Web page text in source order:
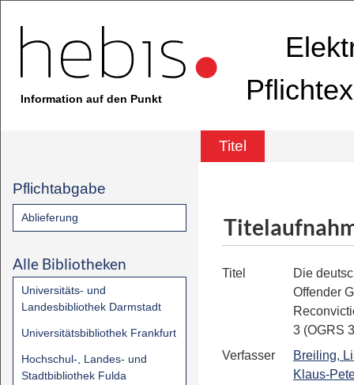
Information auf den Punkt
Titel
Pflichtabgabe
Ablieferung
Alle Bibliotheken
Universitäts- und
Landesbibliothek Darmstadt
Universitätsbibliothek Frankfurt
Hochschul-, Landes- und
Stadtbibliothek Fulda
Titel
Die
Offender
3 (OGRS
Verfasser
Breiling,
Klaus-